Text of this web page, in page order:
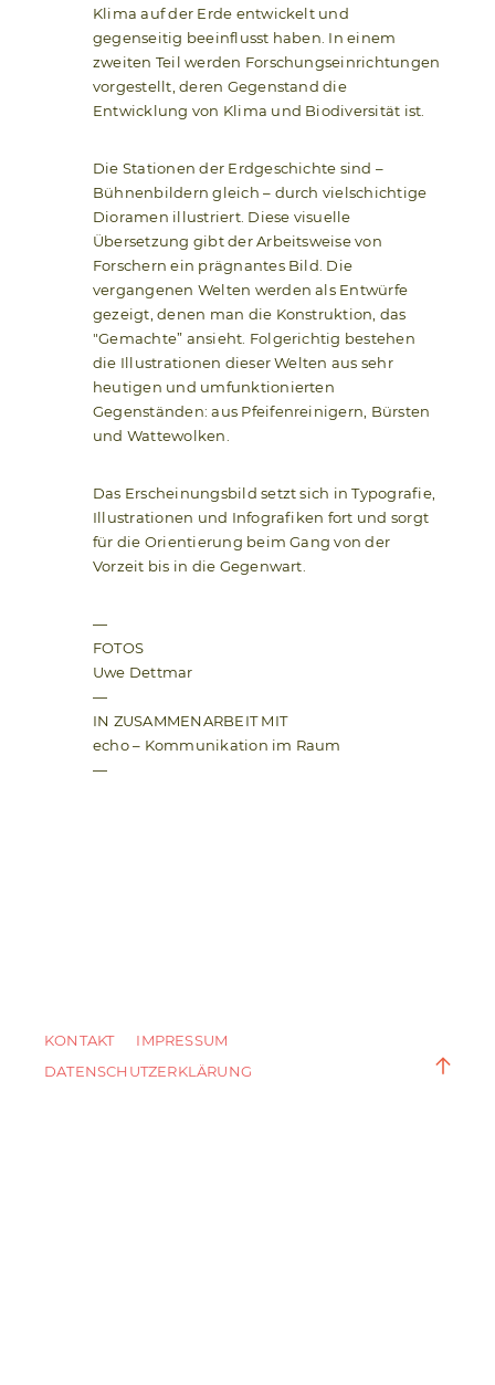
Klima auf der Erde entwickelt und
gegenseitig beeinflusst haben. In einem
zweiten Teil werden Forschungseinrichtungen
vorgestellt, deren Gegenstand die
Entwicklung von Klima und Biodiversität ist.
Die Stationen der Erdgeschichte sind –
Bühnenbildern gleich – durch vielschichtige
Dioramen illustriert. Diese visuelle
Übersetzung gibt der Arbeitsweise von
Forschern ein prägnantes Bild. Die
vergangenen Welten werden als Entwürfe
gezeigt, denen man die Konstruktion, das
"Gemachte” ansieht. Folgerichtig bestehen
die Illustrationen dieser Welten aus sehr
heutigen und umfunktionierten
Gegenständen: aus Pfeifenreinigern, Bürsten
und Wattewolken.
Das Erscheinungsbild setzt sich in Typografie,
Illustrationen und Infografiken fort und sorgt
für die Orientierung beim Gang von der
Vorzeit bis in die Gegenwart.
—
FOTOS
Uwe Dettmar
—
IN ZUSAMMENARBEIT MIT
echo – Kommunikation im Raum
—
KONTAKT
IMPRESSUM
DATENSCHUTZERKLÄRUNG